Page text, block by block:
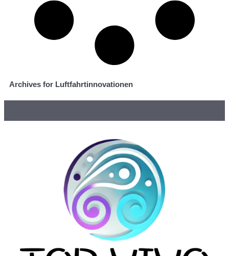
Archives for Luftfahrtinnovationen